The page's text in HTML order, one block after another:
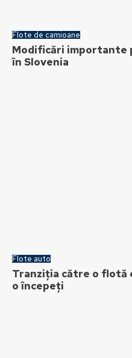
Flote de camioane
Modificări importante
în Slovenia
Flote auto
Tranziția către o flotă
o începeți